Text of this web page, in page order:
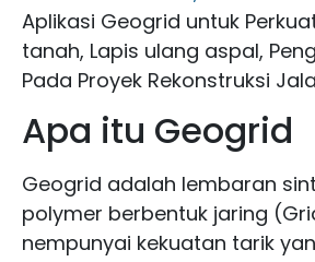
Aplikasi Geogrid untuk
tanah, Lapis ulang aspal,
Pada Proyek Rekonstruksi
Apa itu Geogrid
Geogrid adalah lembaran
polymer berbentuk jaring
nempunyai kekuatan tarik